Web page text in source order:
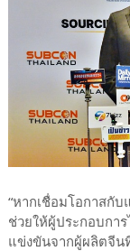
“หากเชื่อมโอกาสกับ
ช่วยให้ผู้ประกอบกา
แข่งขันจากผู้ผลิตจีน